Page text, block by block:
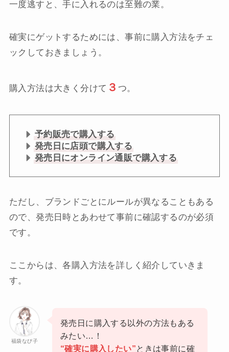
一度逃すと、手に入れるのは至難の業。
確実にゲットするためには、事前に購入方法をチェ
ックしておきましょう。
購入方法は大きく分けて ３ つ。
予約販売で購入する
発売日に店頭で購入する
発売日にオンライン通販で購入する
ただし、ブランドごとにルールが異なることもある
ので、発売日時とあわせて事前に確認するのが必須
です。
ここからは、各購入方法を詳しく紹介していきま
す。
福袋なび子
発売日に購入する以外の方法もある
みたい…！
“確実に購入したい” ときは事前に確